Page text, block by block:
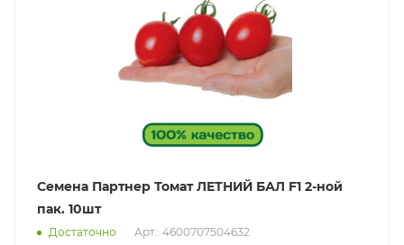
Семена Партнер Томат ЛЕТНИЙ БАЛ F1 2-ной
пак. 10шт
Достаточно Арт.: 4600707504632